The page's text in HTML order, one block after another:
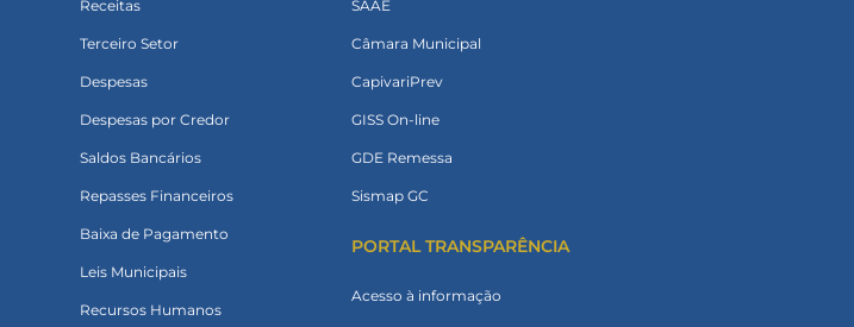
Receitas
Terceiro Setor
Despesas
Despesas por Credor
Saldos Bancários
Repasses Financeiros
Baixa de Pagamento
Leis Municipais
Recursos Humanos
SAAE
Câmara Municipal
CapivariPrev
GISS On-line
GDE Remessa
Sismap GC
PORTAL TRANSPARÊNCIA
Acesso à informação